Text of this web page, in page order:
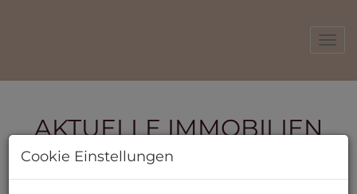
AKTUELLE IMMOBILIEN
MIETEN
KAUFEN
Cookie Einstellungen